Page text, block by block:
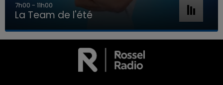
LA TEAM DE L'ÉTÉ
7h00 - 11h00
La Team de l'été